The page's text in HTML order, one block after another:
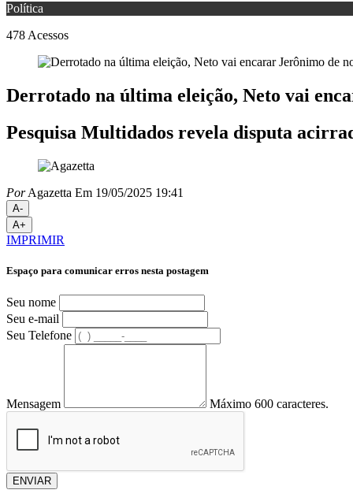
Política
478 Acessos
Derrotado na última eleição, Neto vai
Pesquisa Multidados revela disputa
PorAgazetta Em 19/05/2025 19:41
A-
A+
IMPRIMIR
Espaço para comunicar erros nesta postagem
Seu nome
Seu e-mail
Seu Telefone
Mensagem Máximo 600 caracteres.
ENVIAR